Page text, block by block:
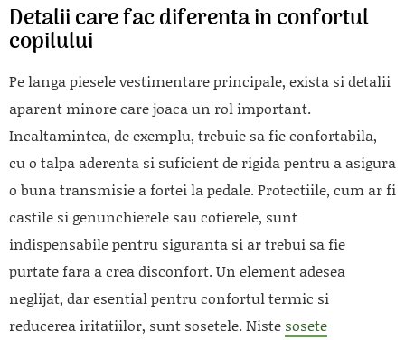
Detalii care fac diferenta in confortul
copilului
Pe langa piesele vestimentare principale, exista si detalii
aparent minore care joaca un rol important.
Incaltamintea, de exemplu, trebuie sa fie confortabila,
cu o talpa aderenta si suficient de rigida pentru a asigura
o buna transmisie a fortei la pedale. Protectiile, cum ar fi
castile si genunchierele sau cotierele, sunt
indispensabile pentru siguranta si ar trebui sa fie
purtate fara a crea disconfort. Un element adesea
neglijat, dar esential pentru confortul termic si
reducerea iritatiilor, sunt sosetele. Niste sosete